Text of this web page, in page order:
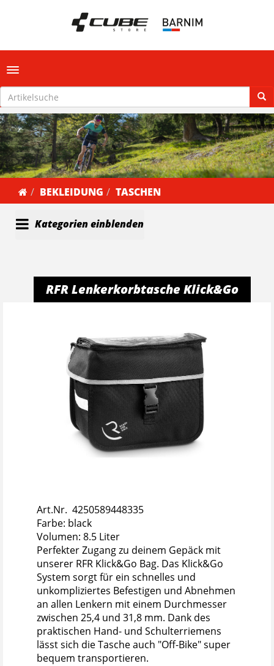
Toggle navigation
BEKLEIDUNG TASCHEN
Kategorien einblenden
RFR Lenkerkorbtasche Klick&Go
Art.Nr. 4250589448335
Farbe: black
Volumen: 8.5 Liter
Perfekter Zugang zu deinem Gepäck mit
unserer RFR Klick&Go Bag. Das Klick&Go
System sorgt für ein schnelles und
unkompliziertes Befestigen und Abnehmen
an allen Lenkern mit einem Durchmesser
zwischen 25,4 und 31,8 mm. Dank des
praktischen Hand- und Schulterriemens
lässt sich die Tasche auch "Off-Bike" super
bequem transportieren.